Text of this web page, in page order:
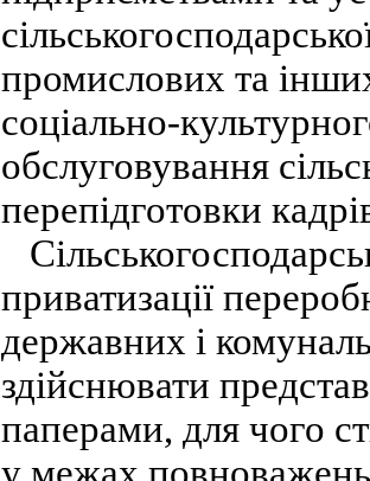
промислових та
соціально-
обслуговування
перепідготовки
приватизації
державних і
здійснювати
паперами, для чого